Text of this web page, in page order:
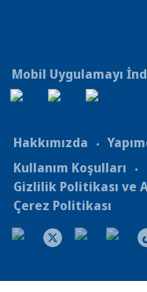
Mobil Uygulamayı
Hakkımızda
Kullanım Koşulları
Gizlilik Politikası ve
Çerez Politikası